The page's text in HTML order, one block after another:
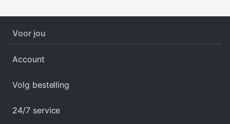
Voor jou
Account
Volg bestelling
24/7 service